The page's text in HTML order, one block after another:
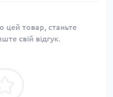
цей товар, станьте
свій відгук.